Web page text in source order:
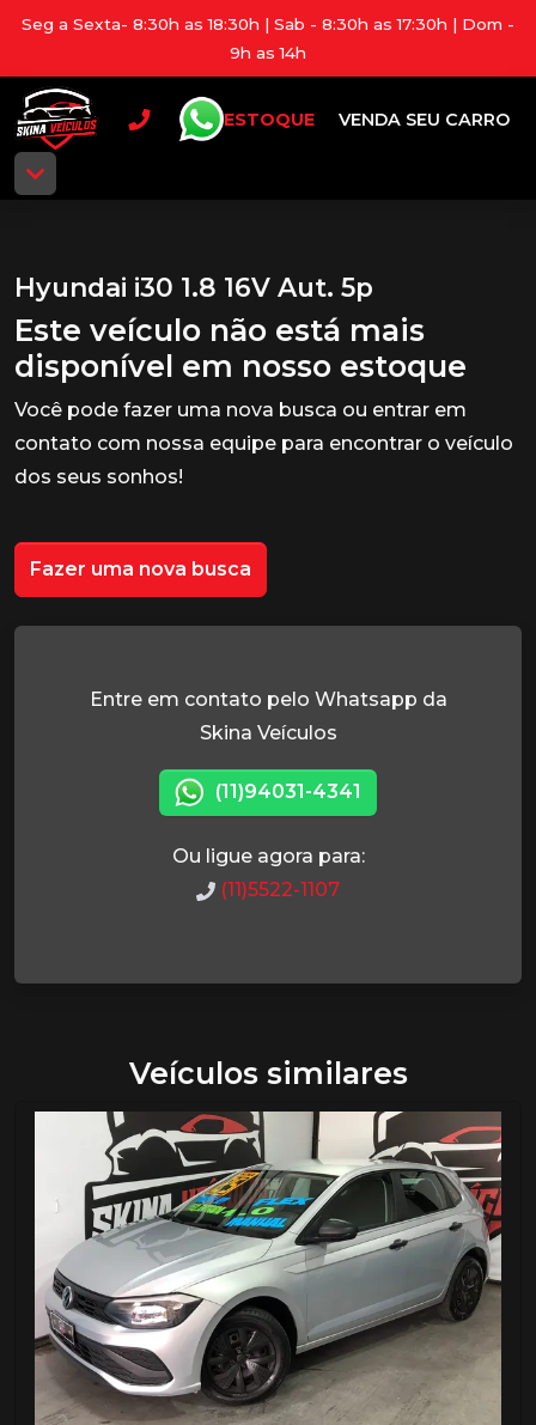
Seg a Sexta- 8:30h as 18:30h | Sab - 8:30h as 17:30h | Dom -
9h as 14h
ESTOQUE VENDA SEU CARRO
Hyundai i30 1.8 16V Aut. 5p
Este veículo não está mais
disponível em nosso estoque
Você pode fazer uma nova busca ou entrar em
contato com nossa equipe para encontrar o veículo
dos seus sonhos!
Fazer uma nova busca
Entre em contato pelo Whatsapp da
Skina Veículos
(11)94031-4341
Ou ligue agora para:
(11)5522-1107
Veículos similares